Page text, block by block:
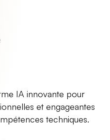
IA innovante pour
et engageantes
techniques.